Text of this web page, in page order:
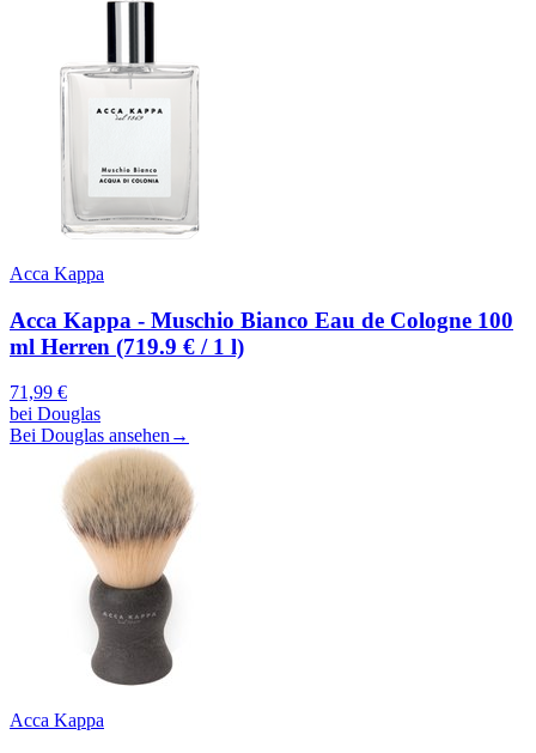
Acca Kappa
Acca Kappa - Muschio Bianco Eau de Cologne 100
ml Herren (719.9 € / 1 l)
71,99 €
bei Douglas
Bei Douglas ansehen →
Acca Kappa